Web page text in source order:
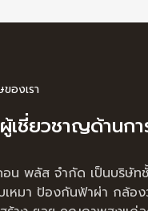
องเรา
ผู้เชี่ยวชาญด้านก
อน พลัส จำกัด เป็นบริษัท
เหมา ป้องกันฟ้าผ่า กล้อง